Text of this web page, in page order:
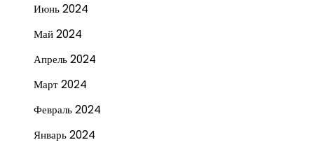
Июнь 2024
Май 2024
Апрель 2024
Март 2024
Февраль 2024
Январь 2024